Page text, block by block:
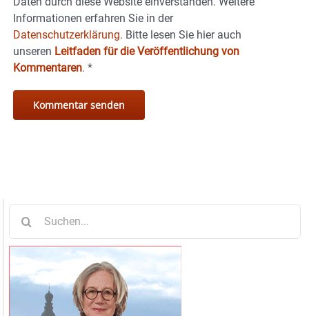
Informationen erfahren Sie in der
Datenschutzerklärung. Bitte lesen Sie hier auch
unseren Leitfaden für die Veröffentlichung von
Kommentaren. *
nach: